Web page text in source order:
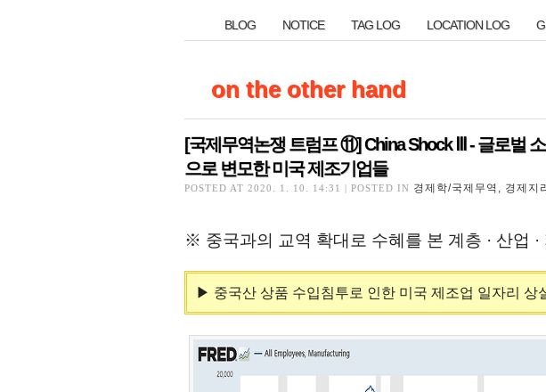
on the other hand
on the other hand
BLOG
BLOG NOTICE
NOTICE TAG LOG
TAG LOG LOCATION LOG
LOCATION LOG
[국제무역논쟁 트럼프 ⑪] China Shock Ⅲ - 글로벌
으로 변모한 미국 제조기업들
[국제무역논쟁 트럼프 ⑪] China Shock Ⅲ - 글로벌
으로 변모한 미국 제조기업들
POSTED AT 2020. 1. 10. 14:31 | POSTED IN 경제학/국제무역, 경제지
※ 중국과의 교역 확대로 수혜를 본 계층 · 산업
▶ 중국산 상품 수입침투로 인한 미국 제조업 일자리 상